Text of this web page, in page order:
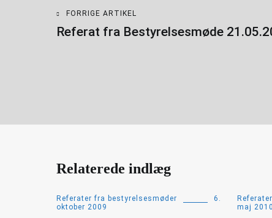
Indlægsnavigation
FORRIGE ARTIKEL
Referat fra Bestyrelsesmøde
Relaterede indlæg
Referater fra bestyrelsesmøder
6.
oktober 2009
maj 2010